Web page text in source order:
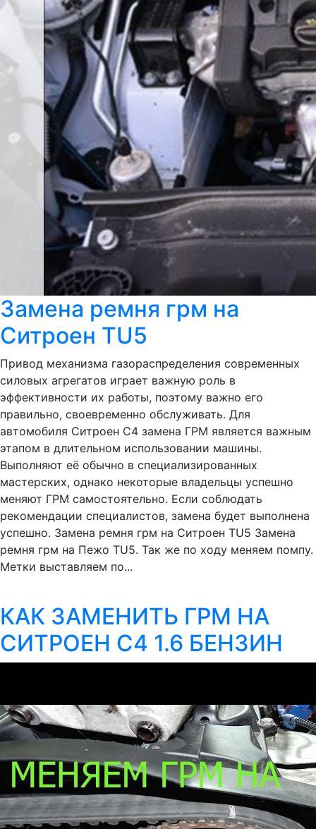
Замена ремня грм на
Cитроен TU5
Привод механизма газораспределения современных
силовых агрегатов играет важную роль в
эффективности их работы, поэтому важно его
правильно, своевременно обслуживать. Для
автомобиля Ситроен С4 замена ГРМ является важным
этапом в длительном использовании машины.
Выполняют её обычно в специализированных
мастерских, однако некоторые владельцы успешно
меняют ГРМ самостоятельно. Если соблюдать
рекомендации специалистов, замена будет выполнена
успешно. Замена ремня грм на Cитроен TU5 Замена
ремня грм на Пежо TU5. Так же по ходу меняем помпу.
Метки выставляем по...
КАК ЗАМЕНИТЬ ГРМ НА
СИТРОЕН С4 1.6 БЕНЗИН